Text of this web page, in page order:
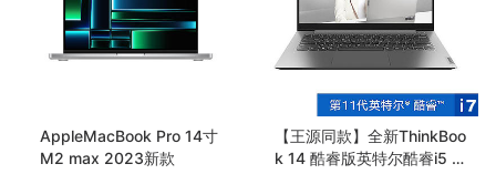
AppleMacBook Pro 14寸
M2 max 2023新款
【王源同款】全新ThinkBoo
k 14 酷睿版英特尔酷睿i5 锐